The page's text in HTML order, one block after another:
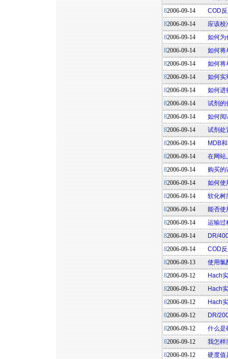
82006-09-14
COD
82006-09-14
应该校
82006-09-14
如何为
82006-09-14
如何将
82006-09-14
如何将
82006-09-14
如何实
82006-09-14
如何进
82006-09-14
试剂的
82006-09-14
如何阅
82006-09-14
试剂处
82006-09-14
MDB
82006-09-14
在网站
82006-09-14
购买的
82006-09-14
如何使
82006-09-14
软化树
82006-09-14
能否使
82006-09-14
运输过
82006-09-14
DR/
82006-09-14
COD
82006-09-13
使用氯
82006-09-12
Hach
82006-09-12
Hach
82006-09-12
Hach
82006-09-12
DR/
82006-09-12
什么是
82006-09-12
我怎样
82006-09-12
硬度值